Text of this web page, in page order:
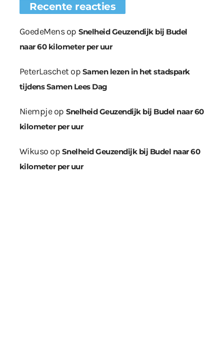
Recente reacties
GoedeMensop Snelheid Geuzendijk bij Budel
naar 60 kilometer per uur
PeterLaschetop Samen lezen in het stadspark
tijdens Samen Lees Dag
Niempjeop Snelheid Geuzendijk bij Budel naar 60
kilometer per uur
Wikuso op Snelheid Geuzendijk bij Budel naar 60
kilometer per uur